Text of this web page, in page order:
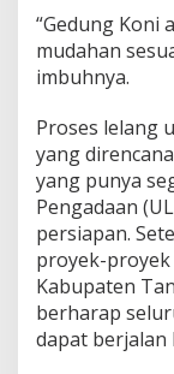
“Gedung Koni
mudahan
imbuhnya.
Proses lelang
yang
yang punya
Pengadaan
persiapan.
proyek-
Kabupaten
berharap
dapat berjalan